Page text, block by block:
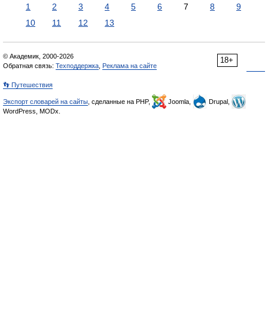
1 2 3 4 5 6 7 8
9
10
11 12 13
18+
© Академик, 2000-2026
Обратная связь: Техподдержка Реклама на сайте
👣 Путешествия
Экспорт словарей на сайты , сделанные на PHP, Joomla,
Drupal,
WordPress, MODx.